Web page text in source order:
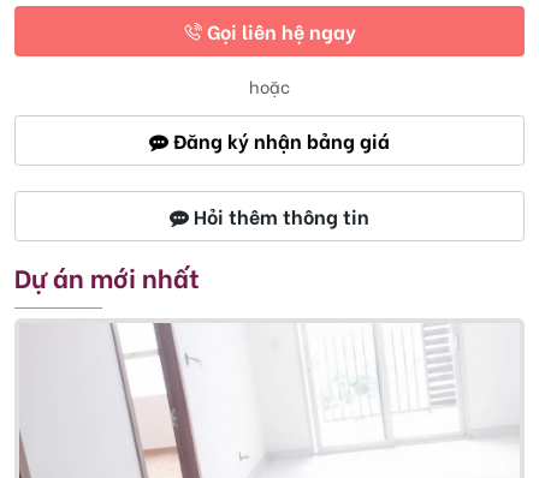
Gọi liên hệ ngay
hoặc
Đăng ký nhận bảng giá
Hỏi thêm thông tin
Dự án mới nhất